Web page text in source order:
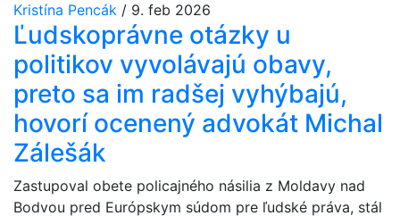
Kristína Pencák / 9. feb 2026
Ľudskoprávne otázky u
politikov vyvolávajú obavy,
preto sa im radšej vyhýbajú,
hovorí ocenený advokát Michal
Zálešák
Zastupoval obete policajného násilia z Moldavy nad
Bodvou pred Európskym súdom pre ľudské práva, stál